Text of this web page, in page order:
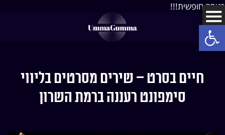
כניסה חופשית!!!
חיים בסרט – שירים מסרטים בליווי
סימפונט רעננה ברמת השרון
Open toolbar